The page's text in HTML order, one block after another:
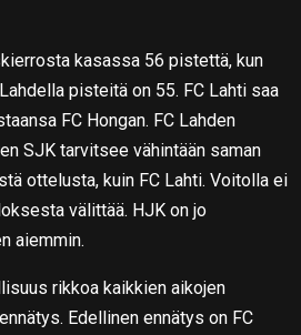
kasassa 56 pistettä, kun
pisteitä on 55. FC Lahti saa
FC Hongan. FC Lahden
SJK tarvitsee vähintään saman
ottelusta, kuin FC Lahti. Voitolla ei
välittää. HJK on jo
aiemmin.
rikkoa kaikkien aikojen
Edellinen ennätys on FC